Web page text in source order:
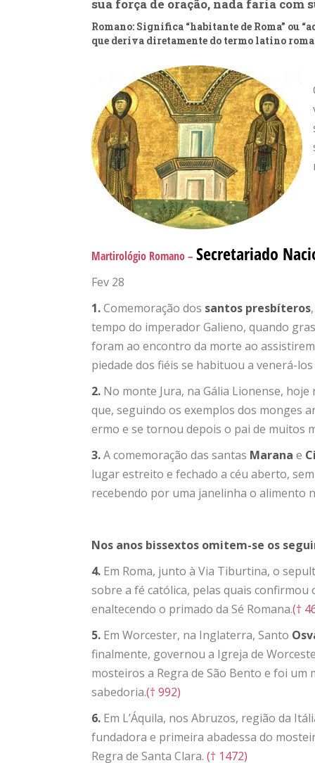
sua força de oração, nada faria com
Romano: Significa “habitante de Roma” ou
que deriva diretamente do termo latino
Martirológio Romano – Secretariado
Fev 28
1.Comemoração dos santos presbíteros
tempo do imperador Galieno, quando
foram ao encontro da morte ao
piedade dos fiéis se habituou a venerá-
2. No monte Jura, na Gália Lionense,
que, seguindo os exemplos dos monges
ermo e se tornou depois o pai de muitos
3.A comemoração das santas Marana e
lugar estreito e fechado a céu aberto,
recebendo por uma janelinha o alimento
Nos anos bissextos omitem-se os
4. Em Roma, junto à Via Tiburtina, o
sobre a fé católica, pelas quais confirmou
enaltecendo o primado da Sé Romana.(†
5. Em Worcester, na Inglaterra, Santo
finalmente, governou a Igreja de
mosteiros a Regra de São Bento e foi
sabedoria.(† 992)
6. Em L’Áquila, nos Abruzos, região da
fundadora e primeira abadessa do
Regra de Santa Clara. († 1472)